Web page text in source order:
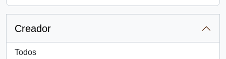
Creador
Todos